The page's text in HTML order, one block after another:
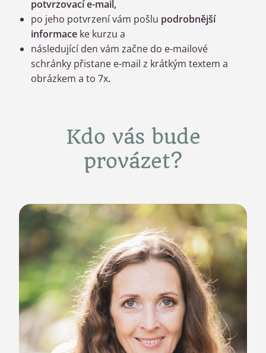
potvrzovací e-mail,
po jeho potvrzení vám pošlu podrobnější
informace ke kurzu a
následující den vám začne do e-mailové
schránky přistane e-mail z krátkým textem a
obrázkem a to 7x.
Kdo vás bude
provázet?